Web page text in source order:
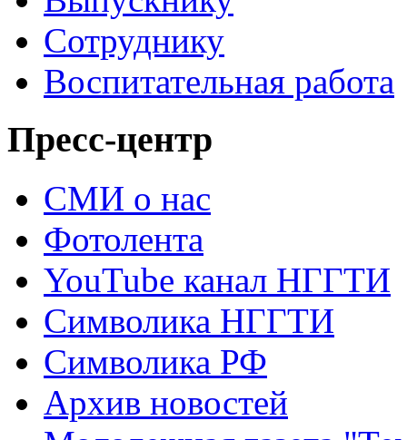
Сотруднику
Воспитательная работа
Пресс-центр
СМИ о нас
Фотолента
YouTube канал НГГТИ
Символика НГГТИ
Символика РФ
Архив новостей